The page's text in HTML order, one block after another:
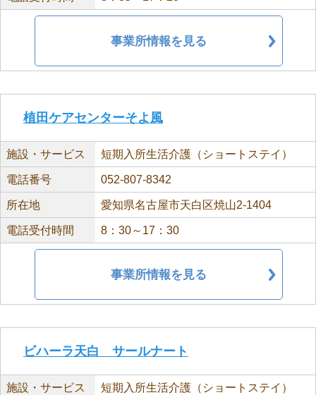
事業所情報を見る
植田ケアセンターそよ風
施設・サービス 短期入所生活介護（ショートステイ）
電話番号 052-807-8342
所在地 愛知県名古屋市天白区焼山2-1404
電話受付時間 8：30～17：30
事業所情報を見る
ビハーラ天白 サールナート
施設・サービス 短期入所生活介護（ショートステイ）